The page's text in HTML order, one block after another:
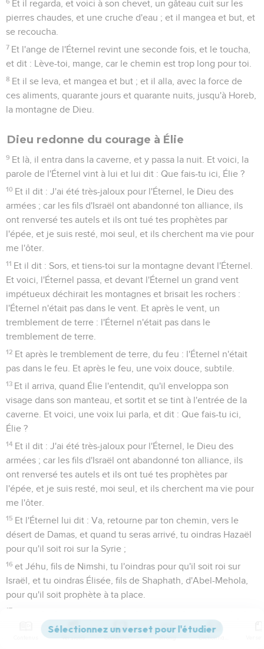
Et il regarda, et voici à son chevet, un gâteau cuit sur les
pierres chaudes, et une cruche d'eau ; et il mangea et but, et
se recoucha.
7 Et l'ange de l'Éternel revint une seconde fois, et le toucha,
et dit : Lève-toi, mange, car le chemin est trop long pour toi.
8 Et il se leva, et mangea et but ; et il alla, avec la force de
ces aliments, quarante jours et quarante nuits, jusqu'à Horeb,
la montagne de Dieu.
Dieu redonne du courage à Élie
9 Et là, il entra dans la caverne, et y passa la nuit. Et voici, la
parole de l'Éternel vint à lui et lui dit : Que fais-tu ici, Élie ?
10 Et il dit : J'ai été très-jaloux pour l'Éternel, le Dieu des
armées ; car les fils d'Israël ont abandonné ton alliance, ils
ont renversé tes autels et ils ont tué tes prophètes par
l'épée, et je suis resté, moi seul, et ils cherchent ma vie pour
me l'ôter.
11 Et il dit : Sors, et tiens-toi sur la montagne devant l'Éternel.
Et voici, l'Éternel passa, et devant l'Éternel un grand vent
impétueux déchirait les montagnes et brisait les rochers :
l'Éternel n'était pas dans le vent. Et après le vent, un
tremblement de terre : l'Éternel n'était pas dans le
tremblement de terre.
12 Et après le tremblement de terre, du feu : l'Éternel n'était
pas dans le feu. Et après le feu, une voix douce, subtile.
13 Et il arriva, quand Élie l'entendit, qu'il enveloppa son
visage dans son manteau, et sortit et se tint à l'entrée de la
caverne. Et voici, une voix lui parla, et dit : Que fais-tu ici,
Élie ?
14 Et il dit : J'ai été très-jaloux pour l'Éternel, le Dieu des
armées ; car les fils d'Israël ont abandonné ton alliance, ils
ont renversé tes autels et ils ont tué tes prophètes par
l'épée, et je suis resté, moi seul, et ils cherchent ma vie pour
me l'ôter.
15 Et l'Éternel lui dit : Va, retourne par ton chemin, vers le
désert de Damas, et quand tu seras arrivé, tu oindras Hazaël
pour qu'il soit roi sur la Syrie ;
16 et Jéhu, fils de Nimshi, tu l'oindras pour qu'il soit roi sur
Israël, et tu oindras Élisée, fils de Shaphath, d'Abel-Mehola,
pour qu'il soit prophète à ta place.
17
Jéhu le fera mourir ; et celui qui échappera à l'épée de Jéhu,
Élisée le fera mourir.
Versions Commentaires Strong